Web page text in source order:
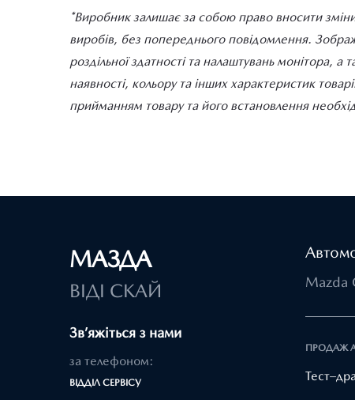
*Виробник залишає за собою право вносити
виробів, без попереднього повідомлення.
роздільної здатності та налаштувань монітора,
наявності, кольору та інших характеристик
прийманням товару та його встановлення
МАЗДА
ВІДІ СКАЙ
Зв’яжіться з нами
за телефоном:
ВІДДІЛ CЕРВІСУ
Mazda
ПРОДАЖ